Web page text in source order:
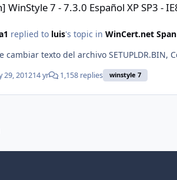
WinStyle 7 - 7.3.0 Español XP SP3 -
replied to luis's topic in WinCert.net
cambiar texto del archivo SETUPLDR.BIN,
29, 201214 yr 1,158 replies winstyle 7